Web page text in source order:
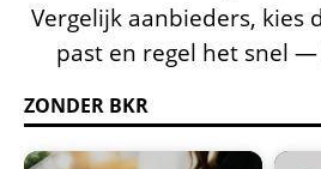
Vergelijk aanbieders, kies
past en regel het snel
ZONDER BKR